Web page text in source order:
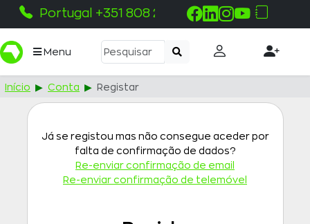
Portugal +351 808 215 115
Menu
Início Conta Registar
Já se registou mas não consegue aceder por
falta de confirmação de dados?
Re-enviar confirmação de email
Re-enviar confirmação de telemóvel